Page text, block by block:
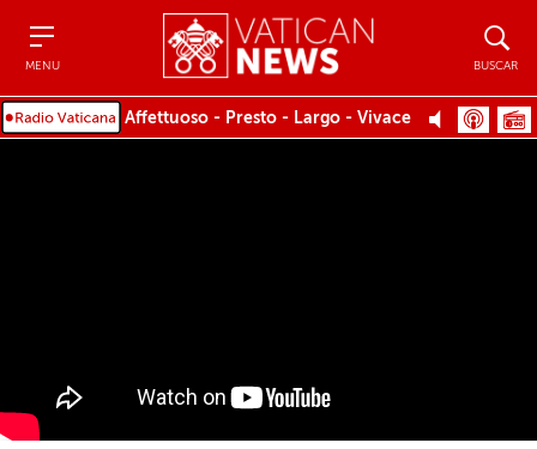
MENU BUSCAR
Affettuoso - Presto - Largo - Vivace